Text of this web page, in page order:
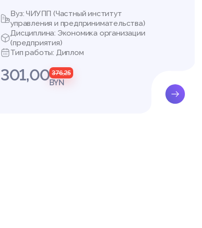
Вуз: ЧИУПП (Частный институт
управления и предпринимательства)
Дисциплина: Экономика организации
(предприятия)
Тип работы: Диплом
301,00 376,25
BYN